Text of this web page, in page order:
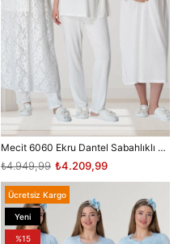
Mecit 6060 Ekru Dantel Sabahlıklı Gecelik Pijama Lohusa Set
₺4.209,99
₺4.949,99
Ücretsiz Kargo
Yeni
Ürün
%15